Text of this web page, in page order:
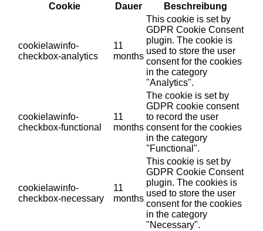
Cookie
Dauer Beschreibung
cookielawinfo-
checkbox-analytics
11
months
This cookie is set by
GDPR Cookie Consent
plugin. The cookie is
used to store the user
consent for the cookies
in the category
"Analytics".
cookielawinfo-
checkbox-functional
11
months
The cookie is set by
GDPR cookie consent
to record the user
consent for the cookies
in the category
"Functional".
cookielawinfo-
checkbox-necessary
11
months
This cookie is set by
GDPR Cookie Consent
plugin. The cookies is
used to store the user
consent for the cookies
in the category
"Necessary".